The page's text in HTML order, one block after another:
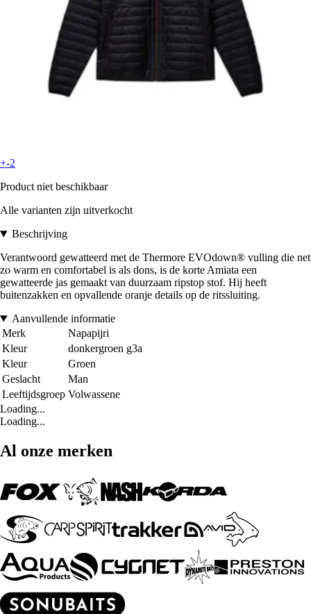
+-2
Product niet beschikbaar
Alle varianten zijn uitverkocht
Beschrijving
Verantwoord gewatteerd met de Thermore EVOdown® vulling die net
zo warm en comfortabel is als dons, is de korte Amiata een
gewatteerde jas gemaakt van duurzaam ripstop stof. Hij heeft
buitenzakken en opvallende oranje details op de ritssluiting.
Aanvullende informatie
Merk
Napapijri
Kleur
donkergroen g3a
Kleur
Groen
Geslacht
Man
Leeftijdsgroep Volwassene
Loading...
Loading...
Al onze merken